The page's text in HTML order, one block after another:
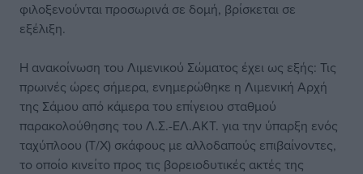
φιλοξενούνται προσωρινά σε δομή, βρίσκεται σε
εξέλιξη.
Η ανακοίνωση του Λιμενικού Σώματος έχει ως εξής: Τις
πρωινές ώρες σήμερα, ενημερώθηκε η Λιμενική Αρχή
της Σάμου από κάμερα του επίγειου σταθμού
παρακολούθησης του Λ.Σ.-ΕΛ.ΑΚΤ. για την ύπαρξη ενός
ταχύπλοου (Τ/Χ) σκάφους με αλλοδαπούς επιβαίνοντες,
το οποίο κινείτο προς τις βορειοδυτικές ακτές της